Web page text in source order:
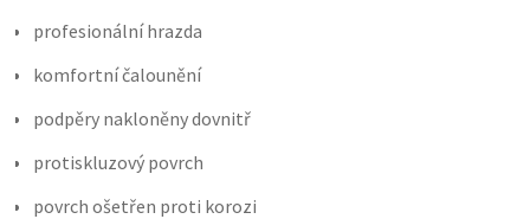
profesionální hrazda
komfortní čalounění
podpěry nakloněny dovnitř
protiskluzový povrch
povrch ošetřen proti korozi